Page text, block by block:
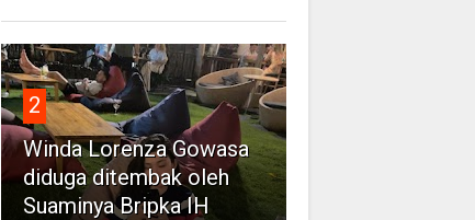
2
Winda Lorenza Gowasa
diduga ditembak oleh
Suaminya Bripka IH